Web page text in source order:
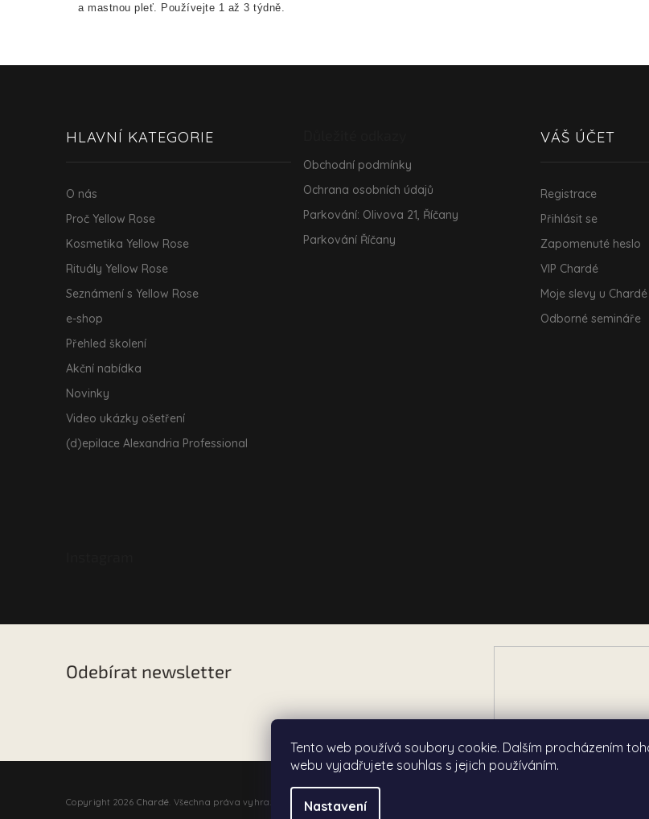
Tento web používá soubory cookie. Dalším procházením
webu vyjadřujete souhlas s jejich používáním.
Nastavení
a mastnou pleť. Používejte 1 až 3 týdně.
HLAVNÍ KATEGORIE
O nás
Proč Yellow Rose
Kosmetika Yellow Rose
Rituály Yellow Rose
Seznámení s Yellow Rose
e-shop
Přehled školení
Akční nabídka
Novinky
Video ukázky ošetření
(d)epilace Alexandria Professional
Obchodní podmínky
Ochrana osobních údajů
Parkování: Olivova 21, Říčany
Parkování Říčany
VÁŠ ÚČET
Registrace
Přihlásit se
Zapomenuté heslo
VIP Chardé
Moje slevy u Chardé
Odborné semináře
Odebírat newsletter
Copyright 2026 Chardé . Všechna práva vyhrazena.